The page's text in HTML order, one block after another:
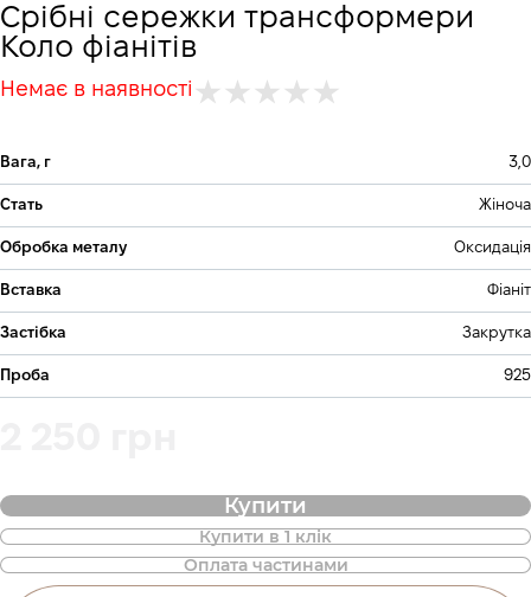
Срібні сережки трансформери
Коло фіанітів
Немає в наявності
Вага, г 3,0
Стать Жіноча
Обробка металу Оксидація
Вставка Фіаніт
Застібка Закрутка
Проба 925
Купити
Купити в 1 клік
Оплата частинами
Також доступна покупка товару в
оплату частинами